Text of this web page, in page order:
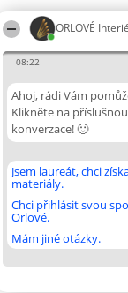
ORLOVÉ
08:22
Ahoj, rádi Vám
Klikněte na
konverzace! 🙂
Jsem laureát, chci
materiály.
Chci přihlásit svou
Orlové.
Mám jiné otázky.
z o. o. sp. k.
ul. Ruska 22
50-079